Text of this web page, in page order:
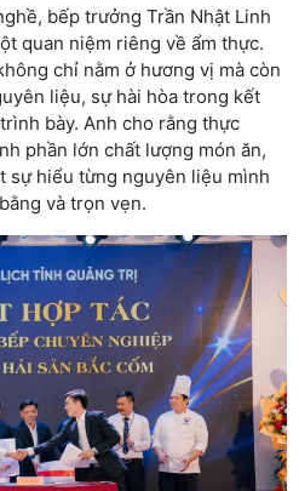
bếp trưởng Trần Nhật Linh
quan niệm riêng về ẩm thực.
chỉ nằm ở hương vị mà còn
liệu, sự hài hòa trong kết
bày. Anh cho rằng thực
phần lớn chất lượng món ăn,
sự hiểu từng nguyên liệu mình
và trọn vẹn.